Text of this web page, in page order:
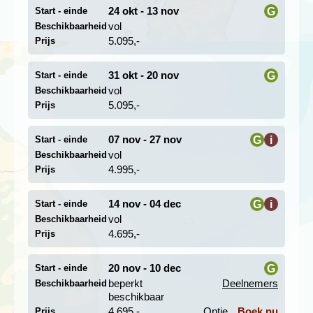
Dag 6 Tokyo - Kawaguchiko (Mt. Fuji uitzicht) -
Matsumoto per bus
Dag 7 Matsumoto - Takayama per bus
We reizen per bus van Tokyo naar Matsumoto en
bezoeken onderweg het Kawaguchiko-meer. Het meer
en de mooie omgeving zijn zelf al de moeite waard,
maar de echte bezienswaardigheid is het zicht op de
beroemde berg Mt. Fuji, die dicht in de buurt ligt. Je kan
Start - einde 24 okt - 13 nov G
Beschikbaarheid vol
Prijs 5.095,-
Start - einde 31 okt - 20 nov G
Beschikbaarheid vol
Prijs 5.095,-
Start - einde 07 nov - 27 nov G i
Beschikbaarheid vol
Prijs 4.995,-
Start - einde 14 nov - 04 dec G i
Beschikbaarheid vol
Prijs 4.695,-
Start - einde 20 nov - 10 dec G
Beschikbaarheid beperkt
beschikbaar
Deelnemers